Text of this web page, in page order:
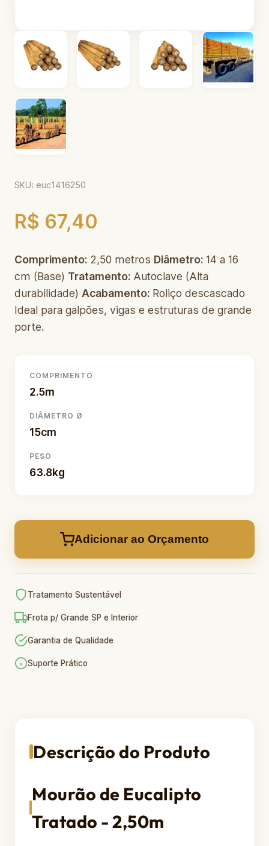
SKU: euc1416250
R$ 67,40
Comprimento: 2,50 metros Diâmetro: 14 a 16
cm (Base) Tratamento: Autoclave (Alta
durabilidade) Acabamento: Roliço descascado
Ideal para galpões, vigas e estruturas de grande
porte.
COMPRIMENTO
2.5m
DIÂMETRO Ø
15cm
PESO
63.8kg
Adicionar ao Orçamento
Tratamento Sustentável
Frota p/ Grande SP e Interior
Garantia de Qualidade
Suporte Prático
Descrição do Produto
Mourão de Eucalipto
Tratado - 2,50m